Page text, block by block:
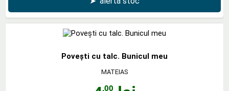
Poveşti cu talc. Bunicul meu
MATEIAS
,00